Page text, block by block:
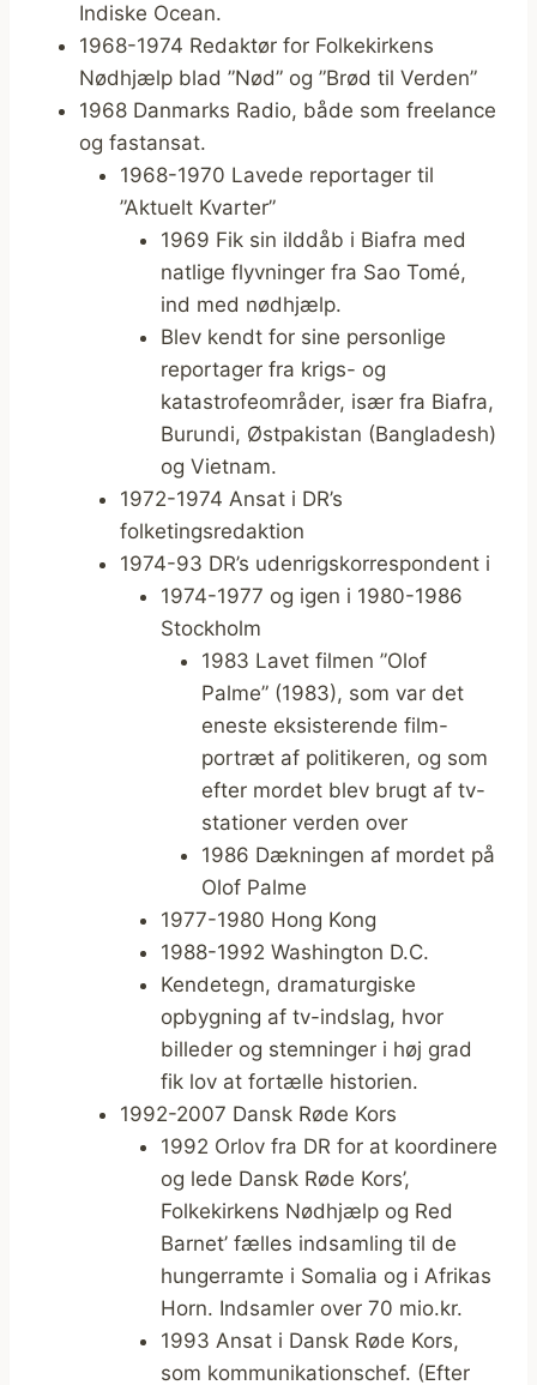
Indiske Ocean.
1968-1974 Redaktør for Folkekirkens
Nødhjælp blad ”Nød” og ”Brød til Verden”
1968 Danmarks Radio, både som freelance
og fastansat.
1968-1970 Lavede reportager til
”Aktuelt Kvarter”
1969 Fik sin ilddåb i Biafra med
natlige flyvninger fra Sao Tomé,
ind med nødhjælp.
Blev kendt for sine personlige
reportager fra krigs- og
katastrofeområder, især fra Biafra,
Burundi, Østpakistan (Bangladesh)
og Vietnam.
1972-1974 Ansat i DR’s
folketingsredaktion
1974-93 DR’s udenrigskorrespondent i
1974-1977 og igen i 1980-1986
Stockholm
1983 Lavet filmen ”Olof
Palme” (1983), som var det
eneste eksisterende film-
portræt af politikeren, og som
efter mordet blev brugt af tv-
stationer verden over
1986 Dækningen af mordet på
Olof Palme
1977-1980 Hong Kong
1988-1992 Washington D.C.
Kendetegn, dramaturgiske
opbygning af tv-indslag, hvor
billeder og stemninger i høj grad
fik lov at fortælle historien.
1992-2007 Dansk Røde Kors
1992 Orlov fra DR for at koordinere
og lede Dansk Røde Kors’,
Folkekirkens Nødhjælp og Red
Barnet’ fælles indsamling til de
hungerramte i Somalia og i Afrikas
Horn. Indsamler over 70 mio.kr.
1993 Ansat i Dansk Røde Kors,
som kommunikationschef. (Efter